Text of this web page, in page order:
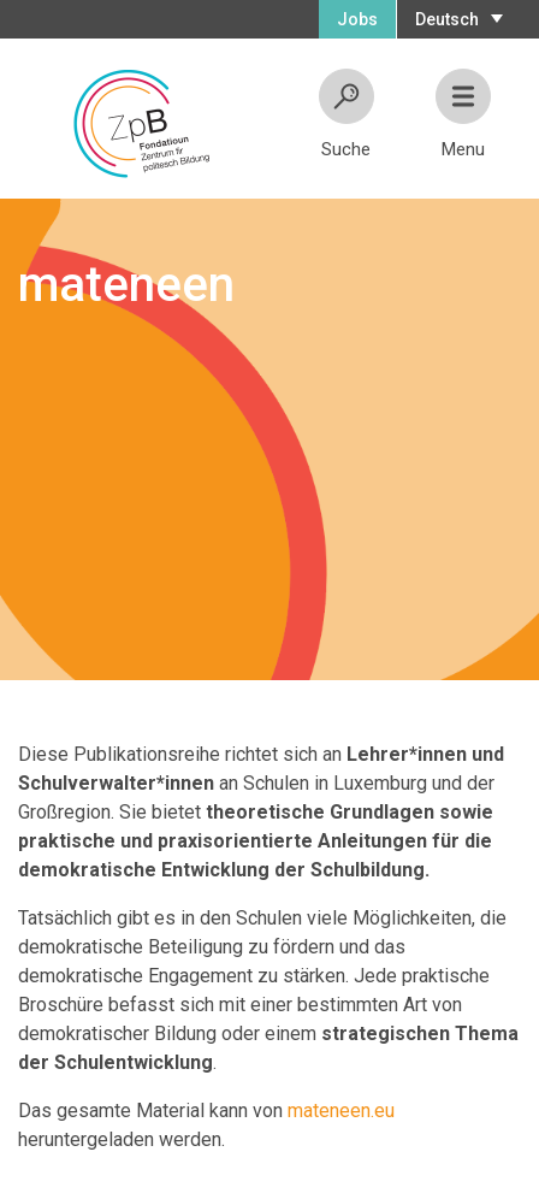
Deutsch
Jobs
Suche Menu
mateneen
Diese Publikationsreihe richtet sich an Lehrer*innen und
Schulverwalter*innen an Schulen in Luxemburg und der
Großregion. Sie bietet theoretische Grundlagen sowie
praktische und praxisorientierte Anleitungen für die
demokratische Entwicklung der Schulbildung.
Tatsächlich gibt es in den Schulen viele Möglichkeiten, die
demokratische Beteiligung zu fördern und das
demokratische Engagement zu stärken. Jede praktische
Broschüre befasst sich mit einer bestimmten Art von
demokratischer Bildung oder einem strategischen Thema
der Schulentwicklung.
Das gesamte Material kann von mateneen.eu
heruntergeladen werden.